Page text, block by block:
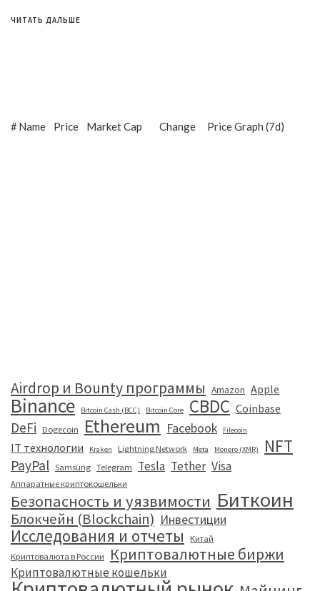
ЧИТАТЬ ДАЛЬШЕ
#Name Price Market Cap Change Price Graph (7d)
Airdrop и Bounty программы Amazon Apple
Binance Bitcoin Cash (BCC) Bitcoin Core CBDC Coinbase
DeFi Dogecoin Ethereum Facebook Filecoin
IT технологии Kraken Lightning Network Meta Monero (XMR) NFT
PayPal Samsung Telegram Tesla Tether Visa
Аппаратные криптокошельки
Безопасность и уязвимости Биткоин
Блокчейн (Blockchain) Инвестиции
Исследования и отчеты
Китай
Криптовалюта в России
Криптовалютные биржи
Криптовалютные кошельки